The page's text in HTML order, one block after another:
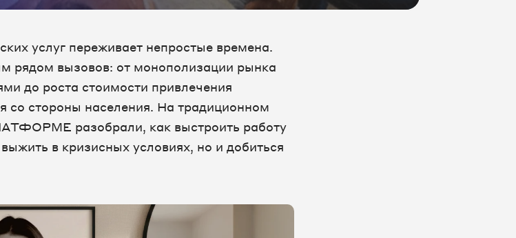
услуг переживает непростые времена.
рядом вызовов: от монополизации рынка
до роста стоимости привлечения
со стороны населения. На традиционном
разобрали, как выстроить работу
в кризисных условиях, но и добиться